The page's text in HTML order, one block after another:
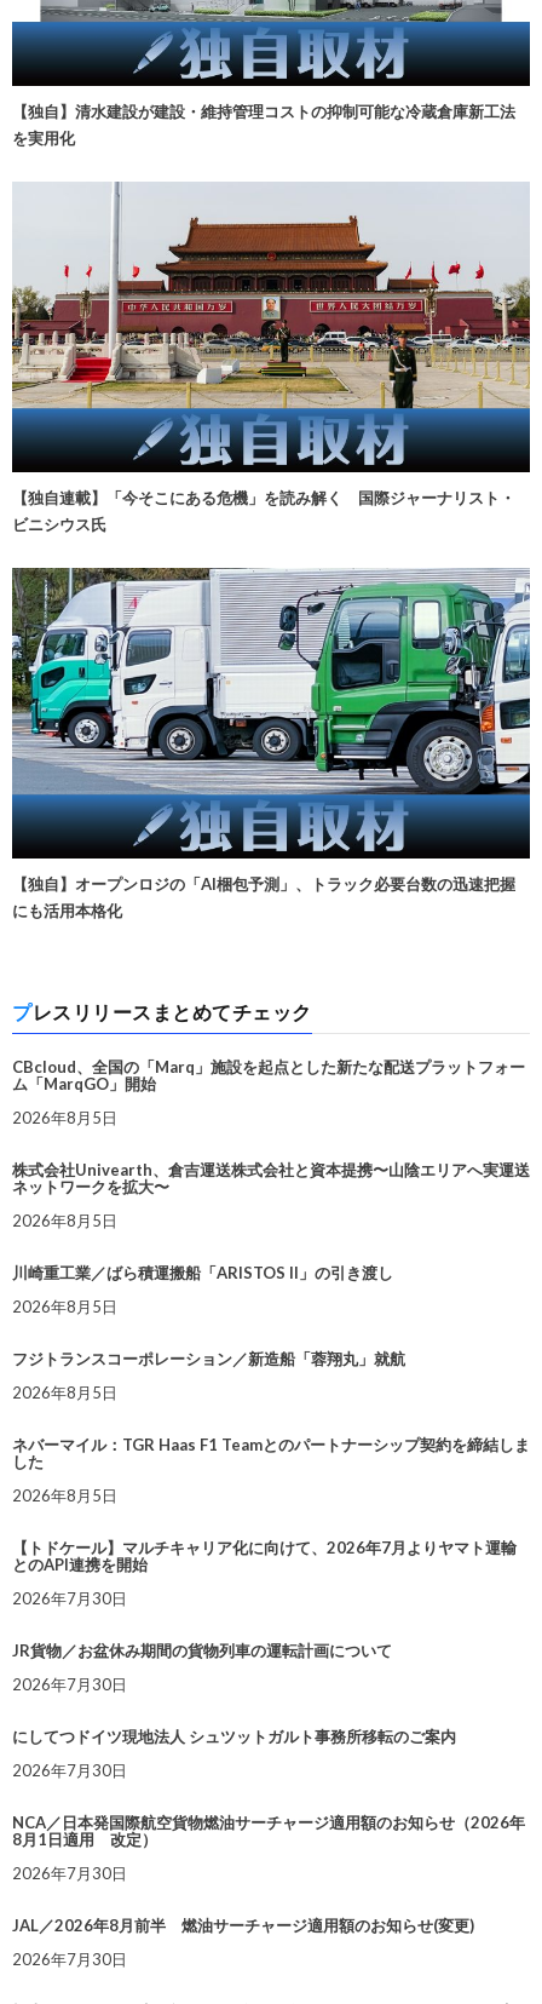
【独自】清水建設が建設・維持管理コストの抑制可能な冷蔵倉庫新工法
を実用化
【独自連載】「今そこにある危機」を読み解く 国際ジャーナリスト・
ビニシウス氏
【独自】オープンロジの「AI梱包予測」、トラック必要台数の迅速把握
にも活用本格化
プレスリリースまとめてチェック
CBcloud、全国の「Marq」施設を起点とした新たな配送プラットフォー
ム「MarqGO」開始
2026年8月5日
株式会社Univearth、倉吉運送株式会社と資本提携〜山陰エリアへ実運送
ネットワークを拡大〜
2026年8月5日
川崎重工業／ばら積運搬船「ARISTOS II」の引き渡し
2026年8月5日
フジトランスコーポレーション／新造船「蓉翔丸」就航
2026年8月5日
ネバーマイル：TGR Haas F1 Teamとのパートナーシップ契約を締結しま
した
2026年8月5日
【トドケール】マルチキャリア化に向けて、2026年7月よりヤマト運輸
とのAPI連携を開始
2026年7月30日
JR貨物／お盆休み期間の貨物列車の運転計画について
2026年7月30日
にしてつドイツ現地法人 シュツットガルト事務所移転のご案内
2026年7月30日
NCA／日本発国際航空貨物燃油サーチャージ適用額のお知らせ（2026年
8月1日適用 改定）
2026年7月30日
JAL／2026年8月前半 燃油サーチャージ適用額のお知らせ(変更)
2026年7月30日